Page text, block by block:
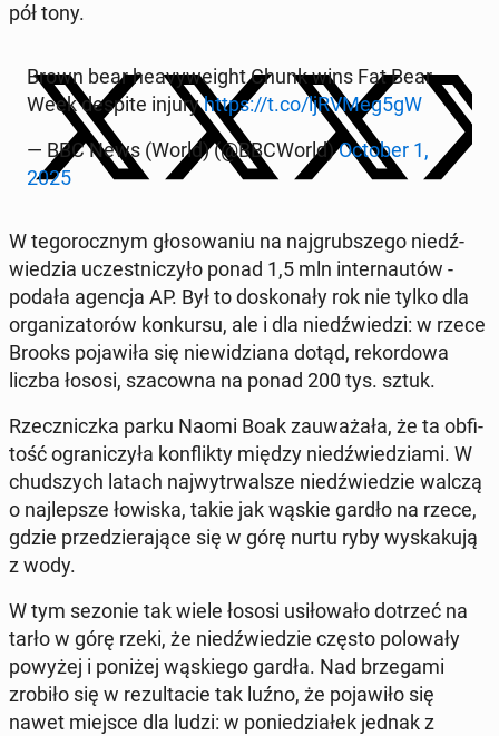
pół tony.
Brown bear he­avy­we­ight Chunk wins Fat Bear
Week despite injuryhttps://t.co/ljRVMeg5gW
— BBC News (World) (@BBCWorld)October 1,
2025
W te­go­rocz­nym gło­so­wa­niu na naj­grub­sze­go niedź­
wie­dzia uczest­ni­czy­ło ponad 1,5 mln in­ter­nau­tów -
podała agencja AP. Był to do­sko­na­ły rok nie tylko dla
or­ga­ni­za­to­rów kon­kur­su, ale i dla niedź­wie­dzi: w rzece
Brooks po­ja­wi­ła się nie­wi­dzia­na dotąd, re­kor­do­wa
liczba łososi, sza­cow­na na ponad 200 tys. sztuk.
Rzecz­nicz­ka parku Naomi Boak za­uwa­ża­ła, że ta ob­fi­
tość ogra­ni­czy­ła kon­flik­ty między niedź­wie­dzia­mi. W
chud­szych latach naj­wy­tr­wal­sze niedź­wie­dzie walczą
o naj­lep­sze łowiska, takie jak wąskie gardło na rzece,
gdzie prze­dzie­ra­ją­ce się w górę nurtu ryby wy­ska­ku­ją
z wody.
W tym sezonie tak wiele łososi usi­ło­wa­ło dotrzeć na
tarło w górę rzeki, że niedź­wie­dzie często po­lo­wa­ły
powyżej i poniżej wą­skie­go gardła. Nad brze­ga­mi
zrobiło się w re­zul­ta­cie tak luźno, że po­ja­wi­ło się
nawet miejsce dla ludzi: w po­nie­dzia­łek jednak z